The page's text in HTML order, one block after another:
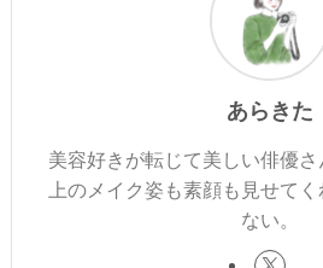
あらきた
美容好きが転じて美しい俳優
上のメイク姿も素顔も見せて
ない。